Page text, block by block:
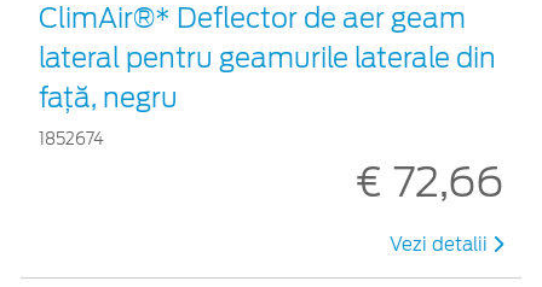
ClimAir®* Deflector de aer geam
lateral pentru geamurile laterale din
faţă, negru
1852674
€ 72,66
Vezi detalii